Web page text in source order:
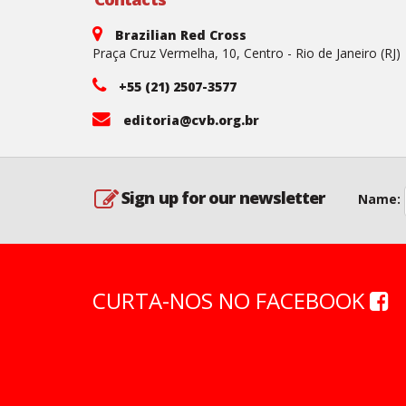
Brazilian Red Cross
Praça Cruz Vermelha, 10, Centro - Rio de Janeiro (RJ)
+55 (21) 2507-3577
editoria@cvb.org.br
Sign up for our newsletter Name:
CURTA-NOS NO FACEBOOK